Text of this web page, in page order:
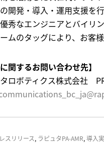
開発・導入・運用支援を
秀なエンジニアとバイリ
ムのタッグにより、お客
に関するお問い合わせ先】
ロボティクス株式会社
スリリース, ラピュタPA-AMR,導入